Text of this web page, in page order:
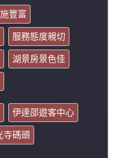
豐富
服務態度親切
湖景房景色佳
伊達邵遊客中心
寺碼頭